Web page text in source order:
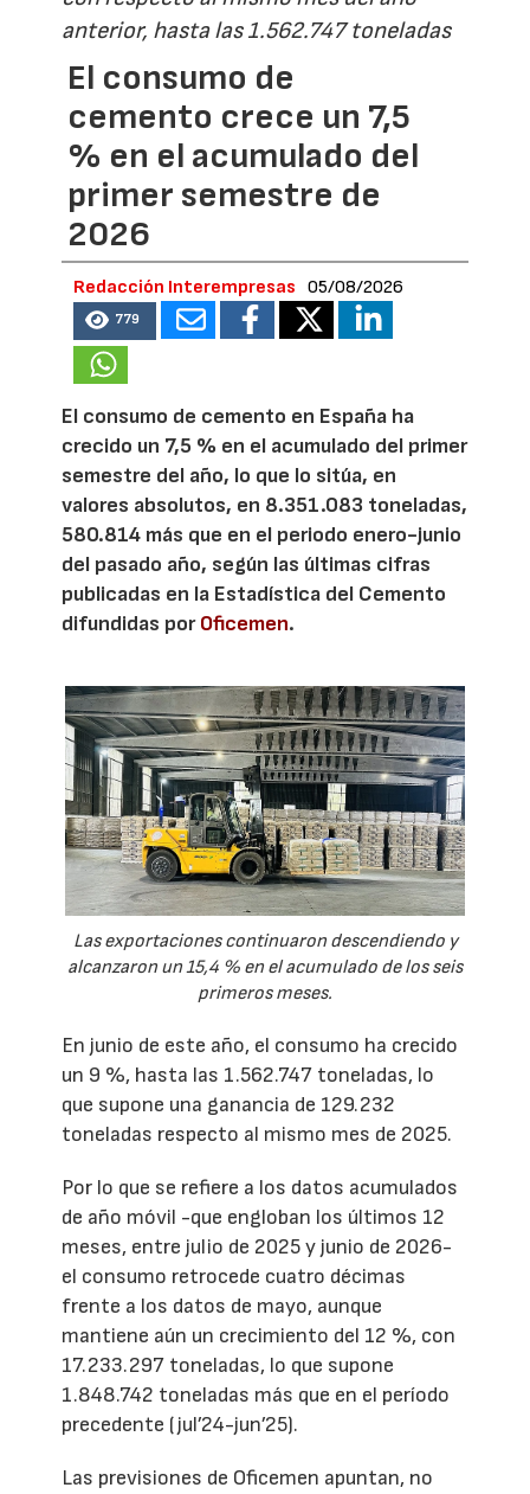
anterior, hasta las 1.562.747 toneladas
El consumo de
cemento crece un 7,5
% en el acumulado del
primer semestre de
2026
Redacción Interempresas 05/08/2026
779
El consumo de cemento en España ha
crecido un 7,5 % en el acumulado del primer
semestre del año, lo que lo sitúa, en
valores absolutos, en 8.351.083 toneladas,
580.814 más que en el periodo enero-junio
del pasado año, según las últimas cifras
publicadas en la Estadística del Cemento
difundidas porOficemen.
Las exportaciones continuaron descendiendo y
alcanzaron un 15,4 % en el acumulado de los seis
primeros meses.
En junio de este año, el consumo ha crecido
un 9 %, hasta las 1.562.747 toneladas, lo
que supone una ganancia de 129.232
toneladas respecto al mismo mes de 2025.
Por lo que se refiere a los datos acumulados
de año móvil -que engloban los últimos 12
meses, entre julio de 2025 y junio de 2026-
el consumo retrocede cuatro décimas
frente a los datos de mayo, aunque
mantiene aún un crecimiento del 12 %, con
17.233.297 toneladas, lo que supone
1.848.742 toneladas más que en el período
precedente (jul’24-jun’25).
Las previsiones de Oficemen apuntan, no